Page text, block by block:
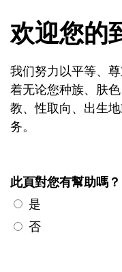
欢迎您的
我们努力以平等、
着无论您种族、肤
教、性取向、出生
务。
此頁對您有幫助嗎？
是
否